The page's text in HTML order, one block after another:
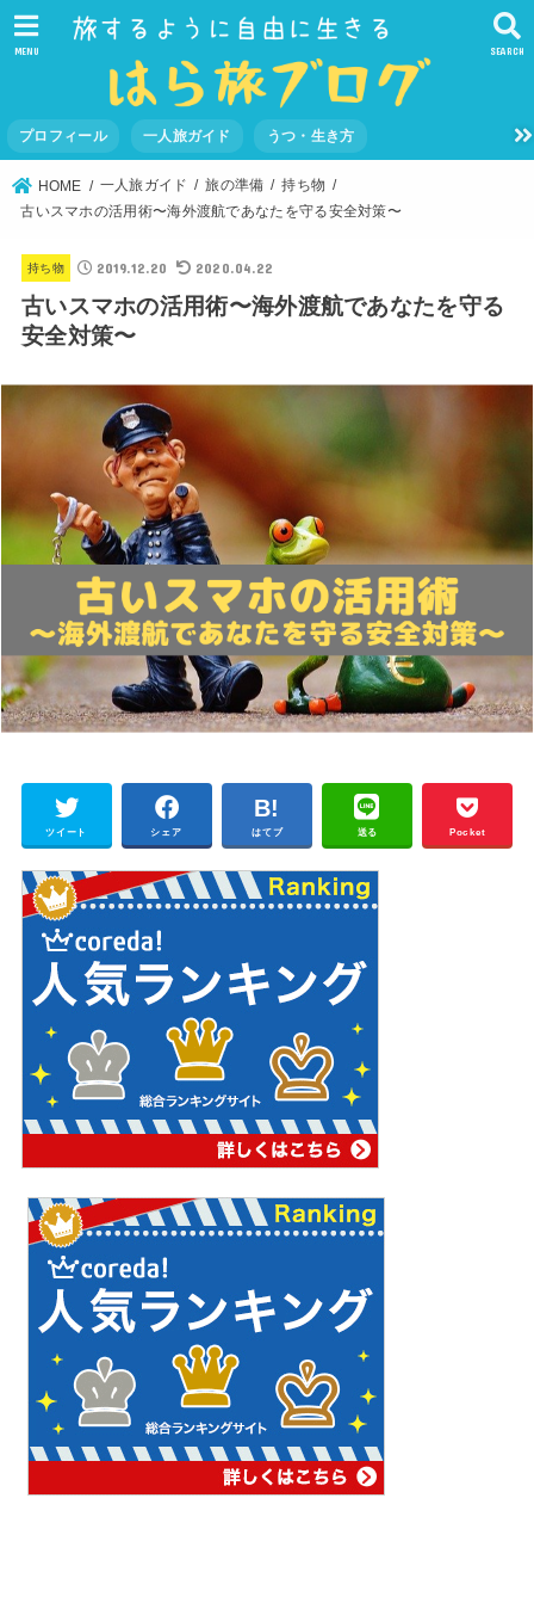
SEARCH
MENU
プロフィール 一人旅ガイド うつ・生き方
HOME 一人旅ガイド 旅の準備
持ち物
古いスマホの活用術〜海外渡航であなたを守る安全対策〜
持ち物 2019.12.20 2020.04.22
古いスマホの活用術〜海外渡航であなたを守る
安全対策〜
ツイート シェア はてブ 送る Pocket